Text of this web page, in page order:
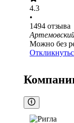
4.3
•
1494 отзыва
Можно без